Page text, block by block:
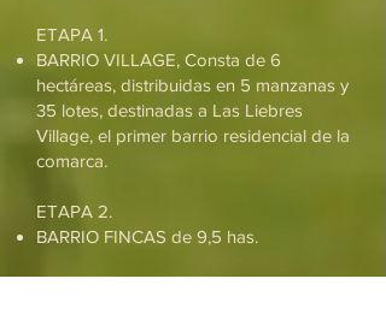
ETAPA 1.
BARRIO VILLAGE, Consta de 6
hectáreas, distribuidas en 5 manzanas y
35 lotes, destinadas a Las Liebres
Village, el primer barrio residencial de la
comarca.
ETAPA 2.
BARRIO FINCAS de 9,5 has.